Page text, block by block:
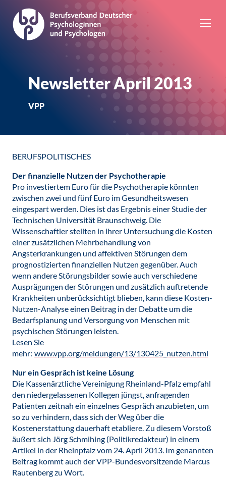
Newsletter April 2013
VPP
BERUFSPOLITISCHES
Der finanzielle Nutzen der Psychotherapie
Pro investiertem Euro für die Psychotherapie könnten
zwischen zwei und fünf Euro im Gesundheitswesen
eingespart werden. Dies ist das Ergebnis einer Studie der
Technischen Universität Braunschweig. Die
Wissenschaftler stellten in ihrer Untersuchung die Kosten
einer zusätzlichen Mehrbehandlung von
Angsterkrankungen und affektiven Störungen dem
prognostizierten finanziellen Nutzen gegenüber. Auch
wenn andere Störungsbilder sowie auch verschiedene
Ausprägungen der Störungen und zusätzlich auftretende
Krankheiten unberücksichtigt blieben, kann diese Kosten-
Nutzen-Analyse einen Beitrag in der Debatte um die
Bedarfsplanung und Versorgung von Menschen mit
psychischen Störungen leisten.
Lesen Sie
mehr: www.vpp.org/meldungen/13/130425_nutzen.html
Nur ein Gespräch ist keine Lösung
Die Kassenärztliche Vereinigung Rheinland-Pfalz empfahl
den niedergelassenen Kollegen jüngst, anfragenden
Patienten zeitnah ein einzelnes Gespräch anzubieten, um
so zu verhindern, dass sich der Weg über die
Kostenerstattung dauerhaft etabliere. Zu diesem Vorstoß
äußert sich Jörg Schmihing (Politikredakteur) in einem
Artikel in der Rheinpfalz vom 24. April 2013. Im genannten
Beitrag kommt auch der VPP-Bundesvorsitzende Marcus
Rautenberg zu Wort.